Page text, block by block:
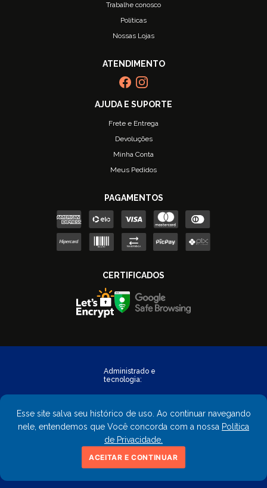
Esse site salva seu histórico de uso. Ao continuar navegando
nele, entendemos que Você concorda com a nossa Política
de Privacidade.
ACEITAR E CONTINUAR
Trabalhe conosco
Políticas
Nossas Lojas
Frete e Entrega
Devoluções
Minha Conta
Meus Pedidos
Copyright © 2023 - FastObra. Todos os direitos reservados.
CNPJ: 02.559.428/0001-02